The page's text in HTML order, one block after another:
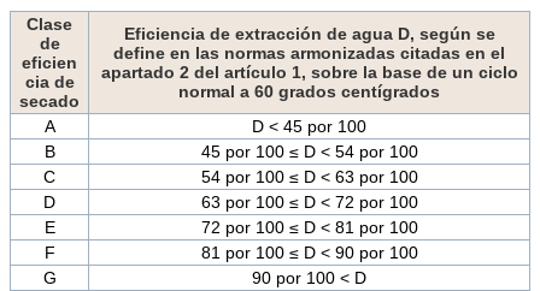
Clase
de
eficien
cia de
secado
Eficiencia de extracción de agua D, según se
define en las normas armonizadas citadas en el
apartado 2 del artículo 1, sobre la base de un ciclo
normal a 60 grados centígrados
A
D < 45 por 100
B
45 por 100 ≤ D < 54 por 100
C
54 por 100 ≤ D < 63 por 100
D
63 por 100 ≤ D < 72 por 100
E
72 por 100 ≤ D < 81 por 100
F
81 por 100 ≤ D < 90 por 100
G
90 por 100 < D